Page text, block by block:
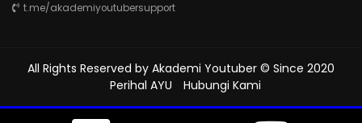
t.me/akademiyoutubersupport
All Rights Reserved by Akademi Youtuber © Since 2020
Perihal AYU
Hubungi Kami